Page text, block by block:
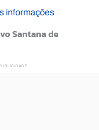
informações
Santana de